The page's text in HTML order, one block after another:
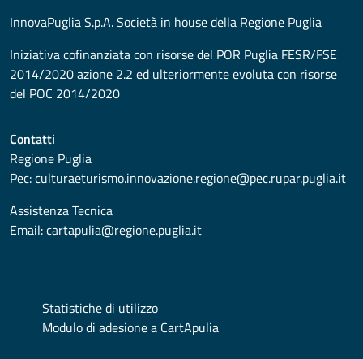
InnovaPuglia S.p.A. Società in house della Regione Puglia
Iniziativa cofinanziata con risorse del POR Puglia FESR/FSE
2014/2020 azione 2.2 ed ulteriormente evoluta con risorse
del POC 2014/2020
Contatti
Regione Puglia
Pec:culturaeturismo.innovazione.regione@pec.rupar.puglia.it
Assistenza Tecnica
Email:cartapulia@regione.puglia.it
Statistiche di utilizzo
Modulo di adesione a CartApulia